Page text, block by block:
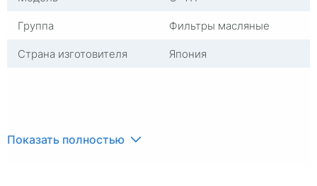
Группа
Фильтры масляные
Страна изготовителя
Япония
Показать полностью